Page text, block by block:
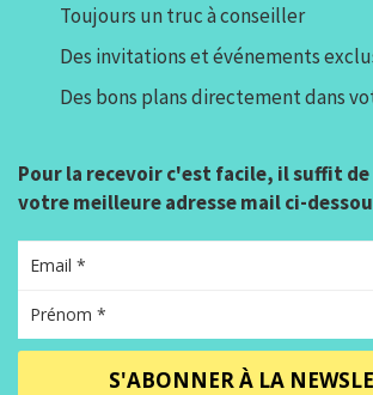
Toujours un truc à conseiller
Des invitations et événements
Des bons plans directement dans
Pour la recevoir c'est facile, il suffit
votre meilleure adresse mail ci-
S'ABONNER À LA